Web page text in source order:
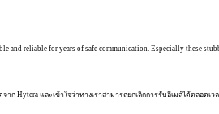
and reliable for years of safe communication. Especially these
าก Hytera และเข้าใจว่าทางเราสามารถยกเลิกการรับอีเมล์ได้ตลอด